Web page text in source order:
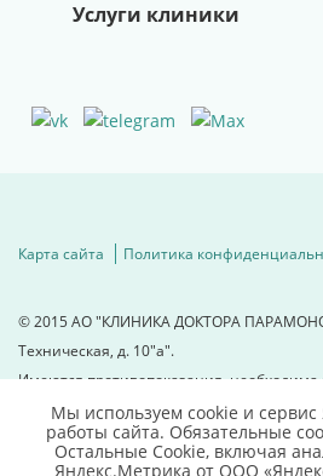
Услуги клиники
Карта сайта Политика
© 2015 АО "КЛИНИКА ДОКТОРА
Техническая, д. 10"а".
Имеются противопоказания, необходима
Для детальной информации
свяжитесь с нами
Мы используем cookie и
работы сайта. Обязательные
Остальные Сookie, включая
Яндекс.Метрика от ООО